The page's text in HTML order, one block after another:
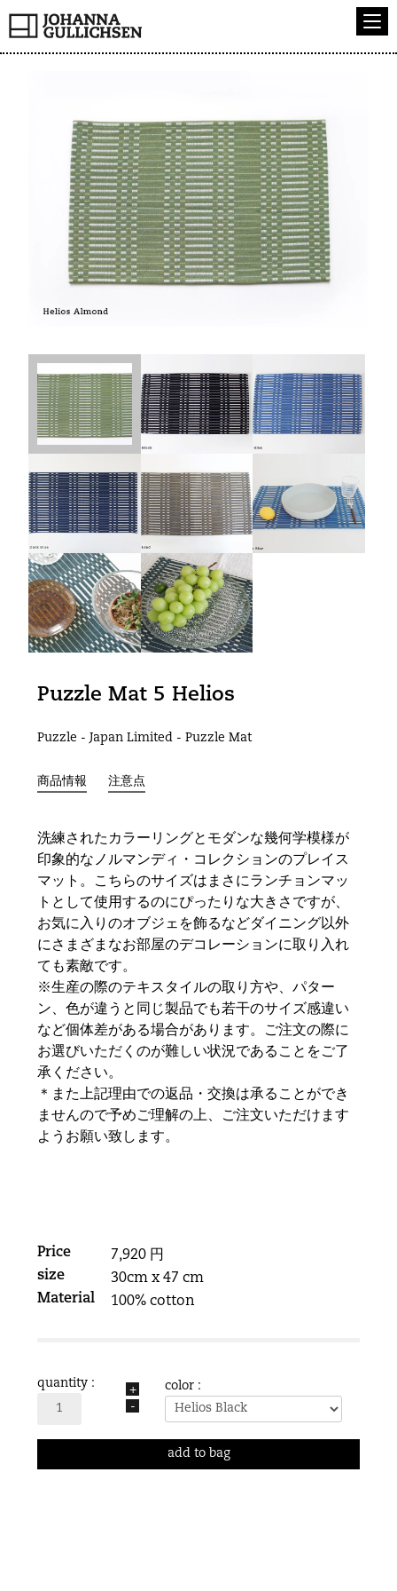
Puzzle Mat 5 Helios
Puzzle - Japan Limited - Puzzle Mat
商品情報 注意点
洗練されたカラーリングとモダンな幾何学模様が
印象的なノルマンディ・コレクションのプレイス
マット。こちらのサイズはまさにランチョンマッ
トとして使用するのにぴったりな大きさですが、
お気に入りのオブジェを飾るなどダイニング以外
にさまざまなお部屋のデコレーションに取り入れ
ても素敵です。
※生産の際のテキスタイルの取り方や、パター
ン、色が違うと同じ製品でも若干のサイズ感違い
など個体差がある場合があります。ご注文の際に
お選びいただくのが難しい状況であることをご了
承ください。
＊また上記理由での返品・交換は承ることができ
ませんので予めご理解の上、ご注文いただけます
ようお願い致します。
Price
7,920 円
size
30cm x 47 cm
Material
100% cotton
quantity :
+
-
color :
add to bag